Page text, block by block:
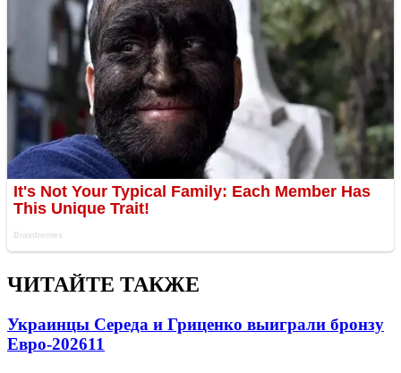
ЧИТАЙТЕ ТАКЖЕ
Украинцы Середа и Гриценко выиграли бронзу
Евро-202611